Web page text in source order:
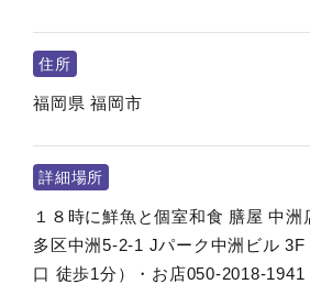
住所
福岡県 福岡市
詳細場所
１８時に鮮魚と個室和食 膳屋 中
多区中洲5-2-1 Jパーク中洲ビル 3F
口 徒歩1分）・お店050-2018-1941